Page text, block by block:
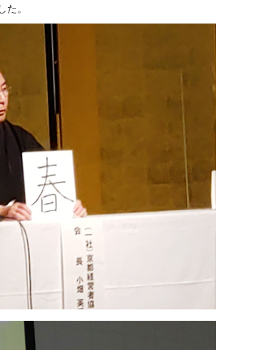
た。